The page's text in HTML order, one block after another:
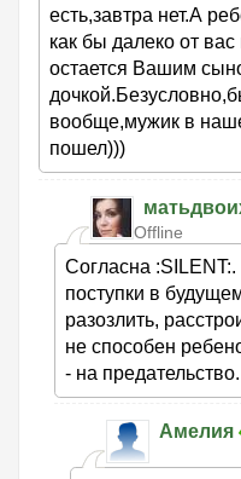
есть,завтра нет.А
как бы далеко от
остается Вашим
вообще,мужик в
пошел)))
Offline
Согласна
поступки в
разозлить,
не способен
- на предательство.
Амелия